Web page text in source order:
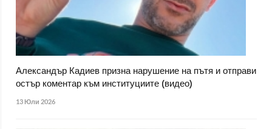
Александър Кадиев призна нарушение на пътя и отправи
остър коментар към институциите (видео)
13 Юли 2026